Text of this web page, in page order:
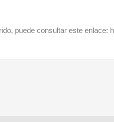
puede consultar este